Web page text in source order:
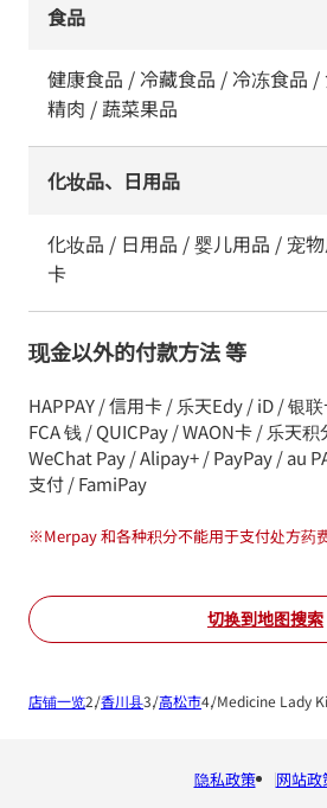
食品
健康食品 / 冷藏食品 / 冷冻食品
精肉 / 蔬菜果品
化妆品、日用品
化妆品 / 日用品 / 婴儿用品 / 宠
卡
现金以外的付款方法 等
HAPPAY / 信用卡 / 乐天Edy / iD / 银
FCA 钱 / QUICPay / WAON卡 / 乐天
WeChat Pay / Alipay+ / PayPay / au
支付 / FamiPay
※Merpay 和各种积分不能用于支付处方药
切换到地图搜索
店铺一览 香川县 高松市 Medicine Lady
隐私政策 网站政